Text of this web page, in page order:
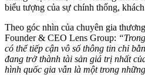
biểu tượng của sự chính thống,
Theo góc nhìn của chuyên gia
Founder & CEO Lens Group:
có thể tiếp cận vô số thông tin chỉ
đang trở thành tài sản giá trị nhất
hình quốc gia vẫn là một trong